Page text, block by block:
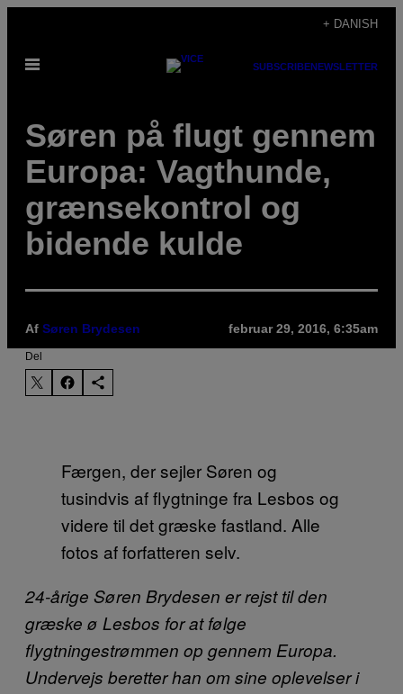
indhold
+ DANISH
Åbn
SUBSCRIBENEWSLETTER
Søren på flugt gennem
Europa: Vagthunde,
grænsekontrol og
bidende kulde
Af Søren Brydesen februar 29, 2016, 6:35am
Del
Færgen, der sejler Søren og
tusindvis af flygtninge fra Lesbos og
videre til det græske fastland. Alle
fotos af forfatteren selv.
24-årige Søren Brydesen er rejst til den
græske ø Lesbos for at følge
flygtningestrømmen op gennem Europa.
Undervejs beretter han om sine oplevelser i